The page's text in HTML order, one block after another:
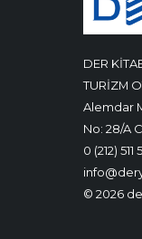
DER
TURİZM
Alemdar
No: 28/A
0 (212) 511
© 2026